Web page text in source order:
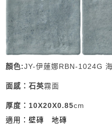
顏色:JY-伊蓮娜RBN-1024G
面感：石英霧面
厚度：10X20X0.85cm
適用：壁磚
地磚